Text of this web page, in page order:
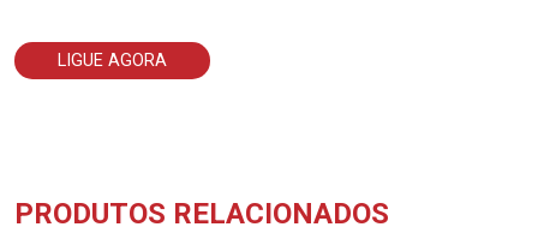
LIGUE AGORA
PRODUTOS RELACIONADOS